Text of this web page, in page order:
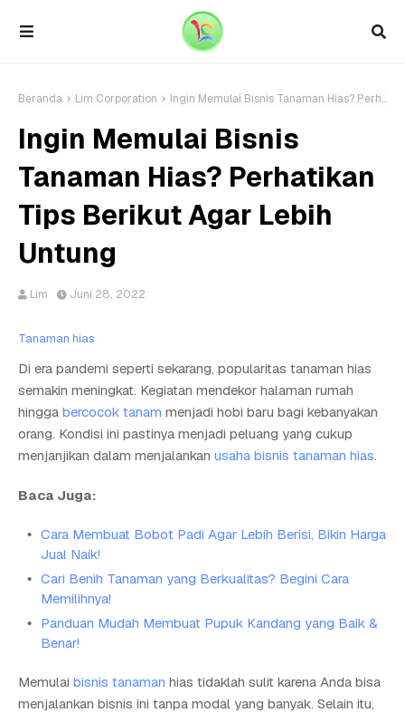
Beranda Lim Corporation Ingin Memulai Bisnis Tanaman Hias? Perhatikan Tips Berikut Agar Lebih Untung
Ingin Memulai Bisnis
Tanaman Hias? Perhatikan
Tips Berikut Agar Lebih
Untung
Lim Juni 28, 2022
Tanaman hias
Di era pandemi seperti sekarang, popularitas tanaman hias
semakin meningkat. Kegiatan mendekor halaman rumah
hingga bercocok tanam menjadi hobi baru bagi kebanyakan
orang. Kondisi ini pastinya menjadi peluang yang cukup
menjanjikan dalam menjalankan usaha bisnis tanaman hias.
Baca Juga:
Cara Membuat Bobot Padi Agar Lebih Berisi, Bikin Harga
Jual Naik!
Cari Benih Tanaman yang Berkualitas? Begini Cara
Memilihnya!
Panduan Mudah Membuat Pupuk Kandang yang Baik &
Benar!
Memulai bisnis tanaman hias tidaklah sulit karena Anda bisa
menjalankan bisnis ini tanpa modal yang banyak. Selain itu,